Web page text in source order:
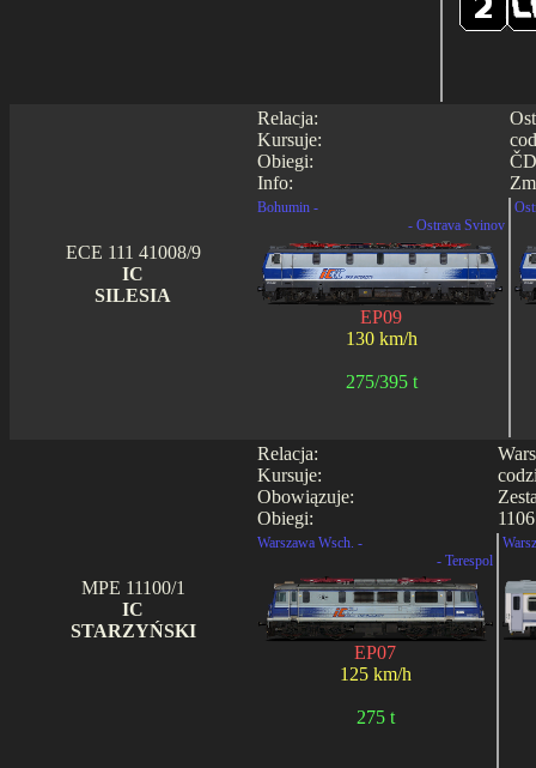
Relacja:
Kursuje:
Obiegi:
Info:
ECE 111 41008/9
IC
SILESIA
Bohumin -
- Ostrava Svinov
EP09
130 km/h
275/395 t
Relacja:
Kursuje:
Obowiązuje:
Obiegi:
MPE 11100/1
IC
STARZYŃSKI
Warszawa Wsch. -
- Terespol
EP07
125 km/h
275 t